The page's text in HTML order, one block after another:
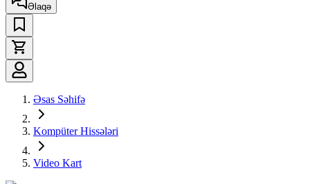
Əlaqə
Əsas Səhifə
Kompüter Hissələri
Video Kart